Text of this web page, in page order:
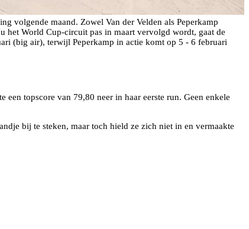
volgende maand. Zowel Van der Velden als Peperkamp
het World Cup-circuit pas in maart vervolgd wordt, gaat de
(big air), terwijl Peperkamp in actie komt op 5 - 6 februari
topscore van 79,80 neer in haar eerste run. Geen enkele
bij te steken, maar toch hield ze zich niet in en vermaakte